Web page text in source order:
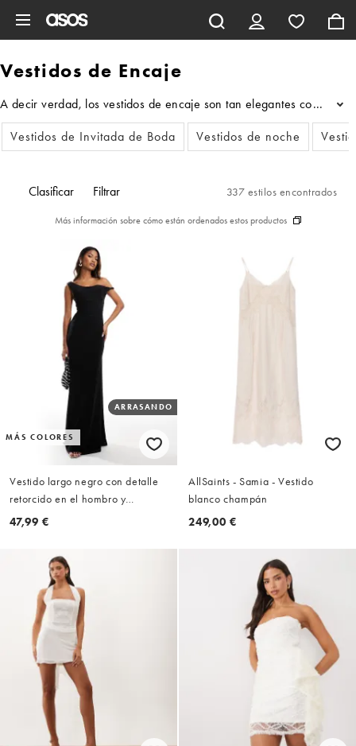
Vestidos de Encaje
A decir verdad, los vestidos de encaje son tan elegantes como
...
Vestidos de Invitada de Boda
Vestidos de noche
Clasificar Filtrar 337 estilos encontrados
Más información sobre cómo están ordenados estos productos
MÁS COLORES
ARRASANDO
Vestido largo negro con detalle
retorcido en el hombro y
cordones en la espalda de ASOS
47,99 €
AllSaints - Samia - Vestido
blanco champán
249,00 €